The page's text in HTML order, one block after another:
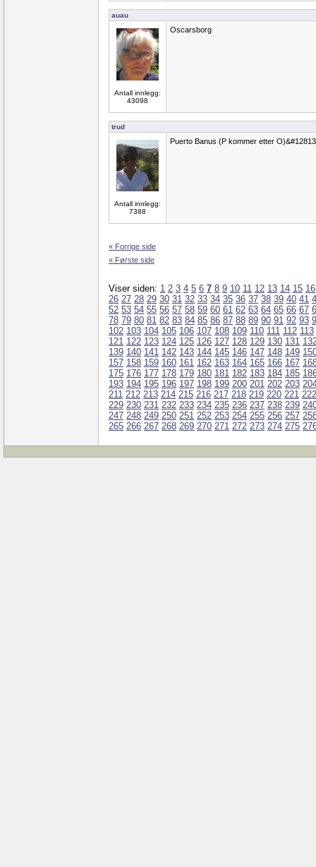
auau
Antall innlegg:
43098
Oscarsborg
trud
Antall innlegg:
7388
Puerto Banus (P kommer etter
« Forrige side
« Første side
Viser siden: 1 2 3 4 5 6 7 8 9 10 11 12 13 14 15 16
26 27 28 29 30 31 32 33 34 35 36 37 38 39 40 41
52 53 54 55 56 57 58 59 60 61 62 63 64 65 66 67
78 79 80 81 82 83 84 85 86 87 88 89 90 91 92 93
102 103 104 105 106 107 108 109 110 111 112 113
121 122 123 124 125 126 127 128 129 130 131
139 140 141 142 143 144 145 146 147 148 149
157 158 159 160 161 162 163 164 165 166 167
175 176 177 178 179 180 181 182 183 184 185
193 194 195 196 197 198 199 200 201 202 203
211 212 213 214 215 216 217 218 219 220 221 222
229 230 231 232 233 234 235 236 237 238 239
247 248 249 250 251 252 253 254 255 256 257
265 266 267 268 269 270 271 272 273 274 275